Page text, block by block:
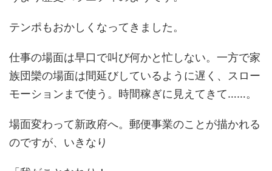
テンポもおかしくなってきました。
仕事の場面は早口で叫び何かと忙しない。一方で家
族団欒の場面は間延びしているように遅く、スロー
モーションまで使う。時間稼ぎに見えてきて……。
場面変わって新政府へ。郵便事業のことが描かれる
のですが、いきなり